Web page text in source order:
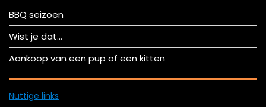
BBQ seizoen
Wist je dat…
Aankoop van een pup of een kitten
Nuttige links